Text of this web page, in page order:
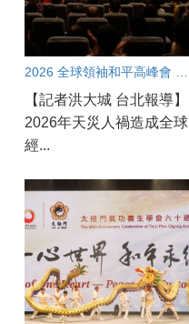
【記者洪大城 台北報導】
2026年天災人禍造成全球
經...